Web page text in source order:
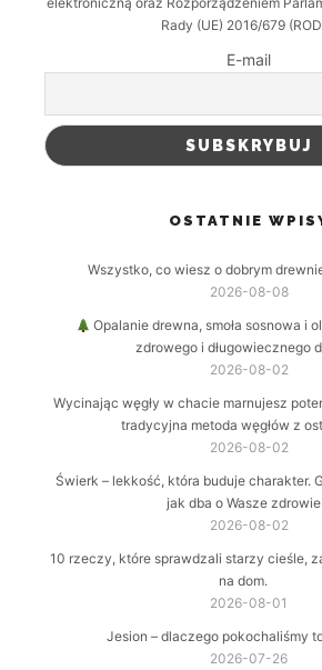
Rady (UE) 2016/679
E-mail
OSTATNIE
Wszystko, co wiesz o dobrym
2026-08-08
Opalanie drewna, smoła sosnowa i
zdrowego i długowiecznego
2026-08-02
Wycinając węgły w chacie marnujesz
tradycyjna metoda węgłów z
2026-08-02
Świerk – lekkość, która buduje charakter.
jak dba o Wasze zdrowie
2026-08-02
10 rzeczy, które sprawdzali starzy cieśle,
na dom.
2026-08-01
Jesion – dlaczego pokochaliśmy
2026-07-26